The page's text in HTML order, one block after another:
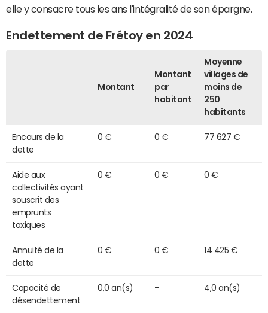
elle y consacre tous les ans l'intégralité de son épargne.
Endettement de Frétoy en 2024
Montant
Montant
par
habitant
Moyenne
villages de
moins de
250
habitants
Encours de la
dette
0 € 0 € 77 627 €
Aide aux
collectivités ayant
souscrit des
emprunts
toxiques
0 € 0 € 0 €
Annuité de la
dette
0 € 0 € 14 425 €
Capacité de
désendettement
0,0 an(s) - 4,0 an(s)